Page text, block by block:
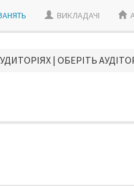
ВИКЛАДАЧI
| ОБЕРІТЬ